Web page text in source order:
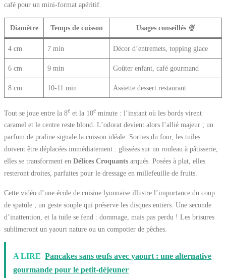
café pour un mini-format apéritif.
Diamètre Temps de cuisson Usages conseillés 🍨
4 cm 7 min Décor d’entremets, topping glace
6 cm 9 min Goûter enfant, café gourmand
8 cm 10-11 min Assiette dessert restaurant
Tout se joue entre la 8e et la 10e minute : l’instant où les bords virent
caramel et le centre reste blond. L’odorat devient alors l’allié majeur ; un
parfum de praline signale la cuisson idéale. Sorties du four, les tuiles
doivent être déplacées immédiatement : glissées sur un rouleau à pâtisserie,
elles se transforment en Délices Croquants arqués. Posées à plat, elles
resteront droites, parfaites pour le dressage en millefeuille de fruits.
Cette vidéo d’une école de cuisine lyonnaise illustre l’importance du coup
de spatule ; un geste souple qui préserve les disques entiers. Une seconde
d’inattention, et la tuile se fend : dommage, mais pas perdu ! Les brisures
sublimeront un yaourt nature ou un compotier de pêches.
A LIRE Pancakes sans œufs avec yaourt : une alternative
gourmande pour le petit-déjeuner